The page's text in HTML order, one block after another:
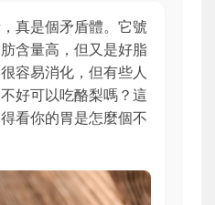
真是個矛盾體。它號
含量高，但又是好脂
容易消化，但有些人
好可以吃酪梨嗎？這
看你的胃是怎麼個不